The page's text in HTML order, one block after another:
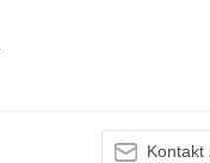
Kontakt